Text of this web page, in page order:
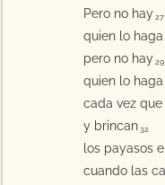
Pero no hay 27
quien lo
pero no hay 29
quien lo
cada vez
y brincan 32
los payasos
cuando las